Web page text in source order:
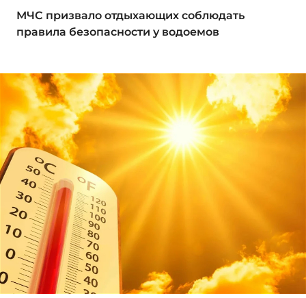
МЧС призвало отдыхающих соблюдать
правила безопасности у водоемов